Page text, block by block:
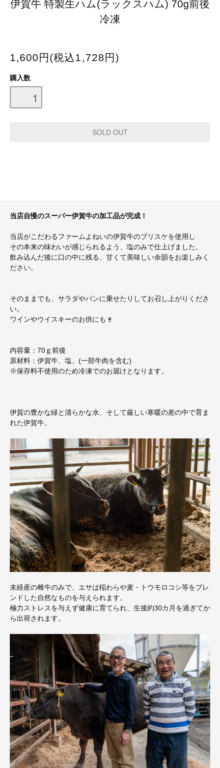
伊賀牛 特製生ハム(ラックスハム) 70g前後
冷凍
1,600円(税込1,728円)
購入数
当店自慢のスーパー伊賀牛の加工品が完成！
当店がこだわるファームよねいの伊賀牛のブリスケを使用し
その本来の味わいが感じられるよう、塩のみで仕上げました。
飲み込んだ後に口の中に残る、甘くて美味しい余韻をお楽しみく
ださい。
そのままでも、サラダやパンに乗せたりしてお召し上がりくださ
い。
ワインやウイスキーのお供にも🍷
内容量：70ｇ前後
原材料：伊賀牛、塩、(一部牛肉を含む)
※保存料不使用のため冷凍でのお届けとなります。
伊賀の豊かな緑と清らかな水、そして厳しい寒暖の差の中で育ま
れた伊賀牛。
未経産の雌牛のみで、エサは稲わらや麦・トウモロコシ等をブレ
ンドした自然なものを与えられます。
極力ストレスを与えず健康に育てられ、生後約30カ月を過ぎてか
ら出荷されます。